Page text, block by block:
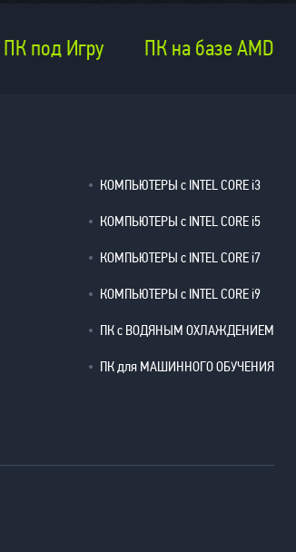
ПК под Игру ПК на базе AMD
КОМПЬЮТЕРЫ с INTEL CORE i3
КОМПЬЮТЕРЫ с INTEL CORE i5
КОМПЬЮТЕРЫ с INTEL CORE i7
КОМПЬЮТЕРЫ с INTEL CORE i9
ПК с ВОДЯНЫМ ОХЛАЖДЕНИЕМ
ПК для МАШИННОГО ОБУЧЕНИЯ